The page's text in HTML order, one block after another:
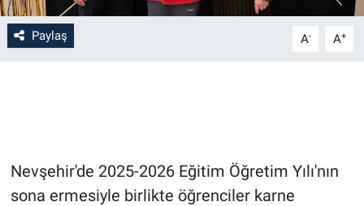
Paylaş A- A+
Nevşehir'de 2025-2026 Eğitim Öğretim Yılı'nın
sona ermesiyle birlikte öğrenciler karne
Medya
Kayseri